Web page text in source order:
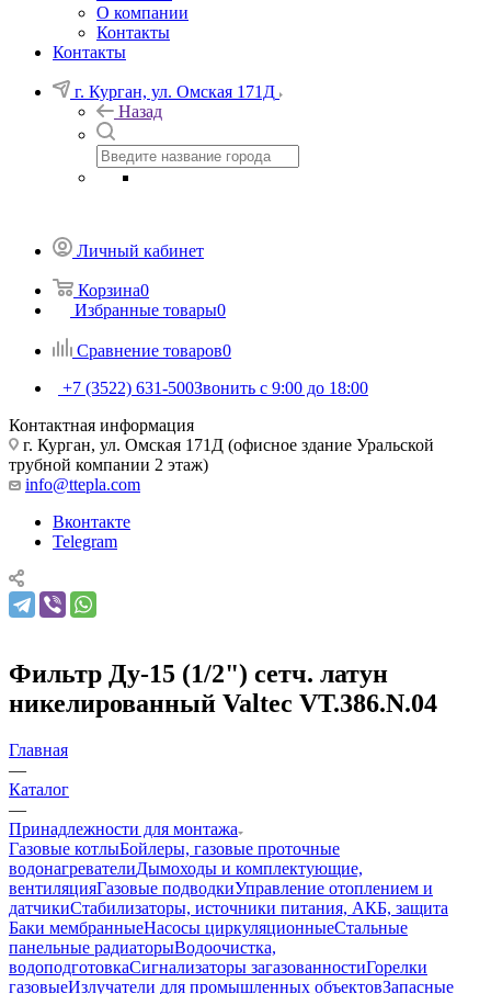
О компании
Контакты
Контакты
г. Курган, ул. Омская 171Д
Назад
Личный кабинет
Корзина0
Избранные товары0
Сравнение товаров0
+7 (3522) 631-500Звонить с 9:00 до 18:00
Контактная информация
г. Курган, ул. Омская 171Д (офисное здание Уральской
трубной компании 2 этаж)
info@ttepla.com
Вконтакте
Telegram
Фильтр Ду-15 (1/2") сетч. латун
никелированный Valtec VT.386.N.04
Главная
—
Каталог
—
Принадлежности для монтажа
Газовые котлыБойлеры, газовые проточные
водонагревателиДымоходы и комплектующие,
вентиляцияГазовые подводкиУправление отоплением и
датчикиСтабилизаторы, источники питания, АКБ, защита
Баки мембранныеНасосы циркуляционныеСтальные
панельные радиаторыВодоочистка,
водоподготовкаСигнализаторы загазованностиГорелки
газовыеИзлучатели для промышленных объектовЗапасные